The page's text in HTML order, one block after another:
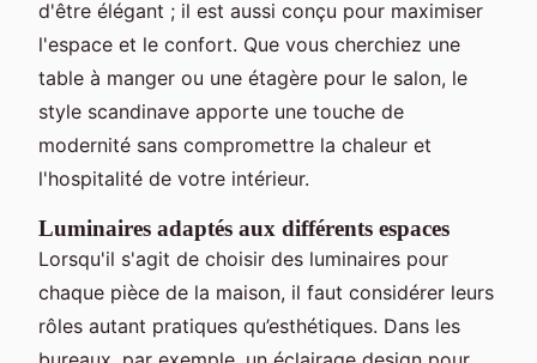
d'être élégant ; il est aussi conçu pour maximiser
l'espace et le confort. Que vous cherchiez une
table à manger ou une étagère pour le salon, le
style scandinave apporte une touche de
modernité sans compromettre la chaleur et
l'hospitalité de votre intérieur.
Luminaires adaptés aux différents espaces
Lorsqu'il s'agit de choisir des luminaires pour
chaque pièce de la maison, il faut considérer leurs
rôles autant pratiques qu’esthétiques. Dans les